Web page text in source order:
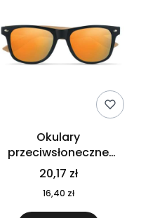
Okulary
przeciwsłoneczne
CALIFORNIA TOUCH
MO9617-10
20,17 zł
16,40 zł